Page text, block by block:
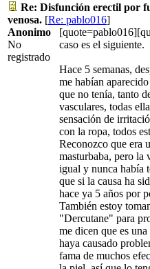
Re: Disfunción erectil por
venosa. [Re: pablo016]
Anonimo
No
registrado
caso es el siguiente.
Hace 5 semanas,
me habían
que no tenía, tanto
vasculares, todas
sensación de
con la ropa, todos
Reconozco que era
masturbaba, pero la
igual y nunca había
que si la causa ha
hace ya 5 años por
También estoy
"Dercutane" para
me dicen que es
haya causado
fama de muchos